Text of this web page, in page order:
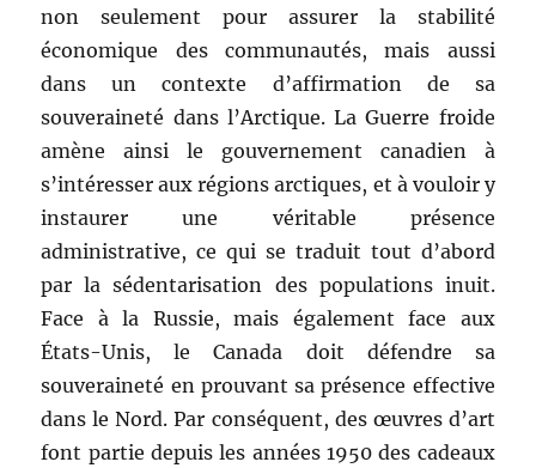
non seulement pour assurer la stabilité
économique des communautés, mais aussi
dans un contexte d’affirmation de sa
souveraineté dans l’Arctique. La Guerre froide
amène ainsi le gouvernement canadien à
s’intéresser aux régions arctiques, et à vouloir y
instaurer une véritable présence
administrative, ce qui se traduit tout d’abord
par la sédentarisation des populations inuit.
Face à la Russie, mais également face aux
États-Unis, le Canada doit défendre sa
souveraineté en prouvant sa présence effective
dans le Nord. Par conséquent, des œuvres d’art
font partie depuis les années 1950 des cadeaux